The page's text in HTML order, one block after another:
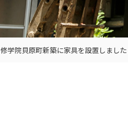
修学院貝原町新築に家具を設置しまし